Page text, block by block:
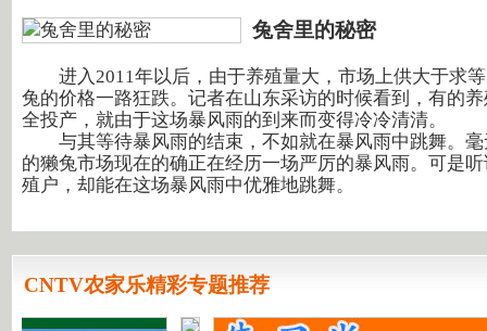
兔舍里的秘密
进入2011年以后，由于养殖量大，市场上供大于求等
兔的价格一路狂跌。记者在山东采访的时候看到，有的
全投产，就由于这场暴风雨的到来而变得冷冷清清。
与其等待暴风雨的结束，不如就在暴风雨中跳舞。毫
的獭兔市场现在的确正在经历一场严厉的暴风雨。可是
殖户，却能在这场暴风雨中优雅地跳舞。
CNTV农家乐精彩专题推荐